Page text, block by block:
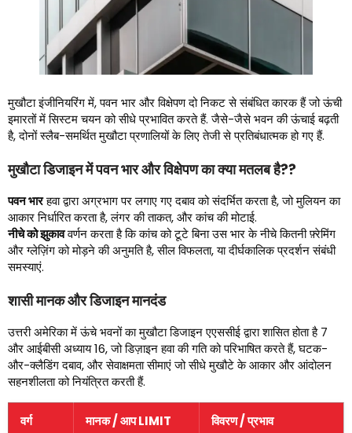
मुखौटा इंजीनियरिंग में, पवन भार और विक्षेपण दो निकट से संबंधित कारक हैं जो ऊंची
इमारतों में सिस्टम चयन को सीधे प्रभावित करते हैं. जैसे-जैसे भवन की ऊंचाई बढ़ती
है, दोनों स्लैब-समर्थित मुखौटा प्रणालियों के लिए तेजी से प्रतिबंधात्मक हो गए हैं.
मुखौटा डिजाइन में पवन भार और विक्षेपण का क्या मतलब है??
पवन भारहवा द्वारा अग्रभाग पर लगाए गए दबाव को संदर्भित करता है, जो मुलियन का
आकार निर्धारित करता है, लंगर की ताकत, और कांच की मोटाई.
नीचे को झुकाववर्णन करता है कि कांच को टूटे बिना उस भार के नीचे कितनी फ़्रेमिंग
और ग्लेज़िंग को मोड़ने की अनुमति है, सील विफलता, या दीर्घकालिक प्रदर्शन संबंधी
समस्याएं.
शासी मानक और डिजाइन मानदंड
उत्तरी अमेरिका में ऊंचे भवनों का मुखौटा डिजाइन एएससीई द्वारा शासित होता है 7
और आईबीसी अध्याय 16, जो डिज़ाइन हवा की गति को परिभाषित करते हैं, घटक-
और-क्लैडिंग दबाव, और सेवाक्षमता सीमाएं जो सीधे मुखौटे के आकार और आंदोलन
सहनशीलता को नियंत्रित करती हैं.
वर्ग मानक / आप LIMIT विवरण / प्रभाव